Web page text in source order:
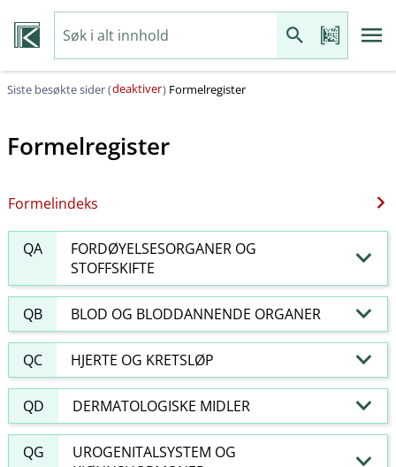
Siste besøkte sider (deaktiver) Formelregister
Formelregister
Formelindeks
QA
FORDØYELSESORGANER OG
STOFFSKIFTE
QB BLOD OG BLODDANNENDE ORGANER
QC HJERTE OG KRETSLØP
QD DERMATOLOGISKE MIDLER
QG
UROGENITALSYSTEM OG